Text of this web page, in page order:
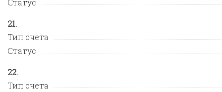
Статус
Тип счета
Статус
Тип счета